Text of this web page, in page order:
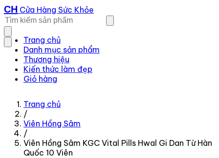
CH Cửa Hàng Sức Khỏe
Trang chủ
Danh mục sản phẩm
Thương hiệu
Kiến thức làm đẹp
Giỏ hàng
Trang chủ
/
Viên Hồng Sâm
/
Viên Hồng Sâm KGC Vital Pills Hwal Gi Dan Từ Hàn
Quốc 10 Viên